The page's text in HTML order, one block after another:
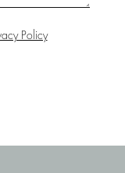
Policy